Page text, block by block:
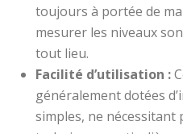
toujours à portée de
mesurer les niveaux
tout lieu.
Facilité d’utilisation :
généralement dotées
simples, ne nécessitant